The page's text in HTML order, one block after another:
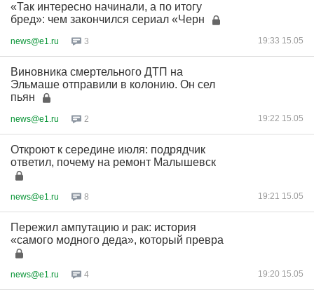
«Так интересно начинали, а по итогу
бред»: чем закончился сериал «Черн
news@e1.ru 3 19:33 15.05
Виновника смертельного ДТП на
Эльмаше отправили в колонию. Он сел
пьян
news@e1.ru 2 19:22 15.05
Откроют к середине июля: подрядчик
ответил, почему на ремонт Малышевск
news@e1.ru 8 19:21 15.05
Пережил ампутацию и рак: история
«самого модного деда», который превра
news@e1.ru 4 19:20 15.05